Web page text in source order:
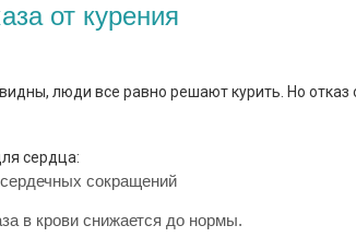
от курения
люди все равно решают курить. Но
сердца:
сокращений
в крови снижается до нормы.